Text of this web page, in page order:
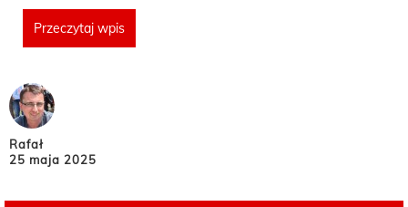
Przeczytaj wpis
Rafał
25 maja 2025